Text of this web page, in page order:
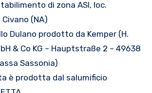
di zona ASI, loc.
(NA)
Dulano prodotto da Kemper (H.
& Co KG – Hauptstraße 2 – 49638
Sassonia)
è prodotta dal salumificio